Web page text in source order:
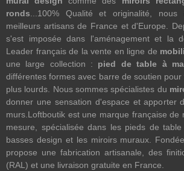
ronds ...100% Qualité et originalité,
meilleurs artisans de France et d'Europe.
s'est imposée dans l'aménagement et la
Leader français de la vente en ligne de
une large collection : pied de table à
différentes formes avec barre de soutien
plus lourds. Nous sommes spécialistes du
donner une sensation d'espace et apporter
murs.Loftboutik est une marque française de
mesure, spécialisée dans les pieds de
basses design et les miroirs muraux.
propose une fabrication artisanale, des
(RAL) et une livraison gratuite en France.